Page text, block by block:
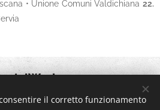
• Unione Comuni Valdichiana 22.
Ferrari, 5 - 39100 Bolzano
il corretto funzionamento